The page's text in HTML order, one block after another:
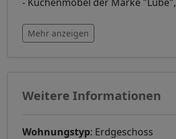
Mehr anzeigen
Weitere Informationen
Wohnungstyp: Erdgeschoss